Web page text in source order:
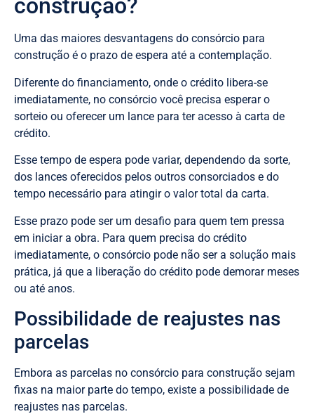
construção?
Uma das maiores desvantagens do consórcio para
construção é o prazo de espera até a contemplação.
Diferente do financiamento, onde o crédito libera-se
imediatamente, no consórcio você precisa esperar o
sorteio ou oferecer um lance para ter acesso à carta de
crédito.
Esse tempo de espera pode variar, dependendo da sorte,
dos lances oferecidos pelos outros consorciados e do
tempo necessário para atingir o valor total da carta.
Esse prazo pode ser um desafio para quem tem pressa
em iniciar a obra. Para quem precisa do crédito
imediatamente, o consórcio pode não ser a solução mais
prática, já que a liberação do crédito pode demorar meses
ou até anos.
Possibilidade de reajustes nas
parcelas
Embora as parcelas no consórcio para construção sejam
fixas na maior parte do tempo, existe a possibilidade de
reajustes nas parcelas.